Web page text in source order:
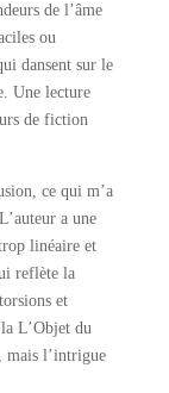
de l’âme
ou
dansent sur le
Une lecture
de fiction
ce qui m’a
a une
linéaire et
reflète la
et
L’Objet du
mais l’intrigue